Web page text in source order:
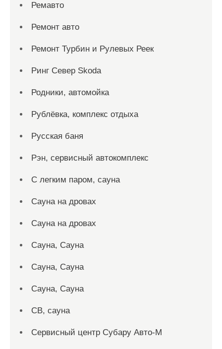
Ремавто
Ремонт авто
Ремонт Турбин и Рулевых Реек
Ринг Север Skoda
Родники, автомойка
Рублёвка, комплекс отдыха
Русская баня
Рэн, сервисный автокомплекс
С легким паром, сауна
Сауна на дровах
Сауна на дровах
Сауна, Сауна
Сауна, Сауна
Сауна, Сауна
СВ, сауна
Сервисный центр Субару Авто-М